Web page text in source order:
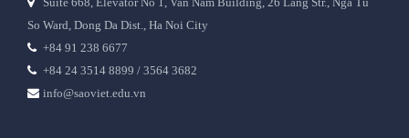
So Ward, Dong Da Dist., Ha Noi City
+84 91 238 6677
+84 24 3514 8899 / 3564 3682
info@saoviet.edu.vn